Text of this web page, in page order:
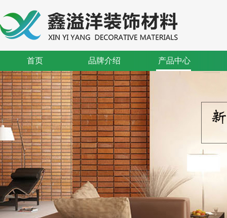
首页 品牌介绍 产品中心